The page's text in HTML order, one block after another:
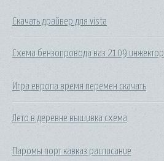
Скачать драйвер для vista
Схема бензопровода ваз 2109 инжектор
Игра европа время перемен скачать
Лето в деревне вышивка схема
Паромы порт кавказ расписание